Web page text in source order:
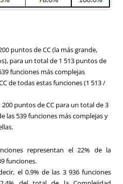
puntos de CC (la más grande,
para un total de 1 513 puntos de
funciones más complejas
de todas estas funciones (1 513 /
puntos de CC para un total de 3
las 539 funciones más complejas y
representan el 22% de la
funciones.
el 0.9% de las 3 936funciones